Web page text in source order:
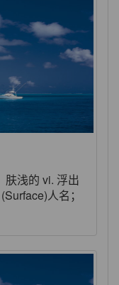
肤浅的 vi. 浮出
人名；